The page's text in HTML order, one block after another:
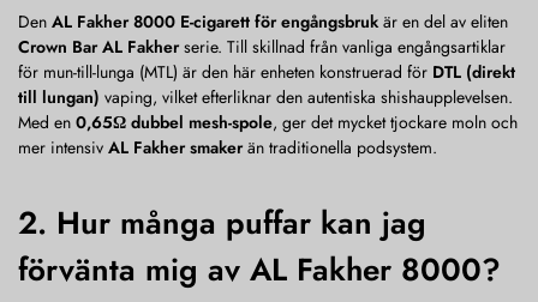
Den AL Fakher 8000 E-cigarett för engångsbruk är en del av eliten
Crown Bar AL Fakher serie. Till skillnad från vanliga engångsartiklar
för mun-till-lunga (MTL) är den här enheten konstruerad för DTL (direkt
till lungan) vaping, vilket efterliknar den autentiska shishaupplevelsen.
Med en 0,65Ω dubbel mesh-spole, ger det mycket tjockare moln och
mer intensiv AL Fakher smaker än traditionella podsystem.
2. Hur många puffar kan jag
förvänta mig av AL Fakher 8000?